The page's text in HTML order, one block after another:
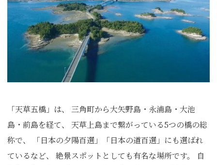
「天草五橋」は、 三角町から大矢野島・永浦島・大池
島・前島を経て、 天草上島まで繋がっている5つの橋の総
称で、 「日本の夕陽百選」「日本の道百選」にも選ばれ
ているなど、 絶景スポットとしても有名な場所です。 自